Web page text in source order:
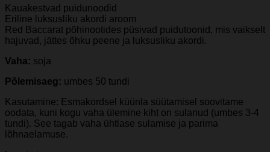
Kauakestvad puidunoodid
Eriline luksusliku akordi aroom
Red Baccarat põhinootides püsivad puidutoonid, mis vaikselt
hajuvad, jättes õhku peene ja luksusliku akordi.
Vaha: soja
Põlemisaeg: umbes 50 tundi
Kasutamine: Esmakordsel küünla süütamisel soovitame
oodata, kuni kogu vaha ülemine kiht on sulanud (umbes 3-4
tundi). See tagab vaha ühtlase sulamise ja parima
lõhnaelamuse.